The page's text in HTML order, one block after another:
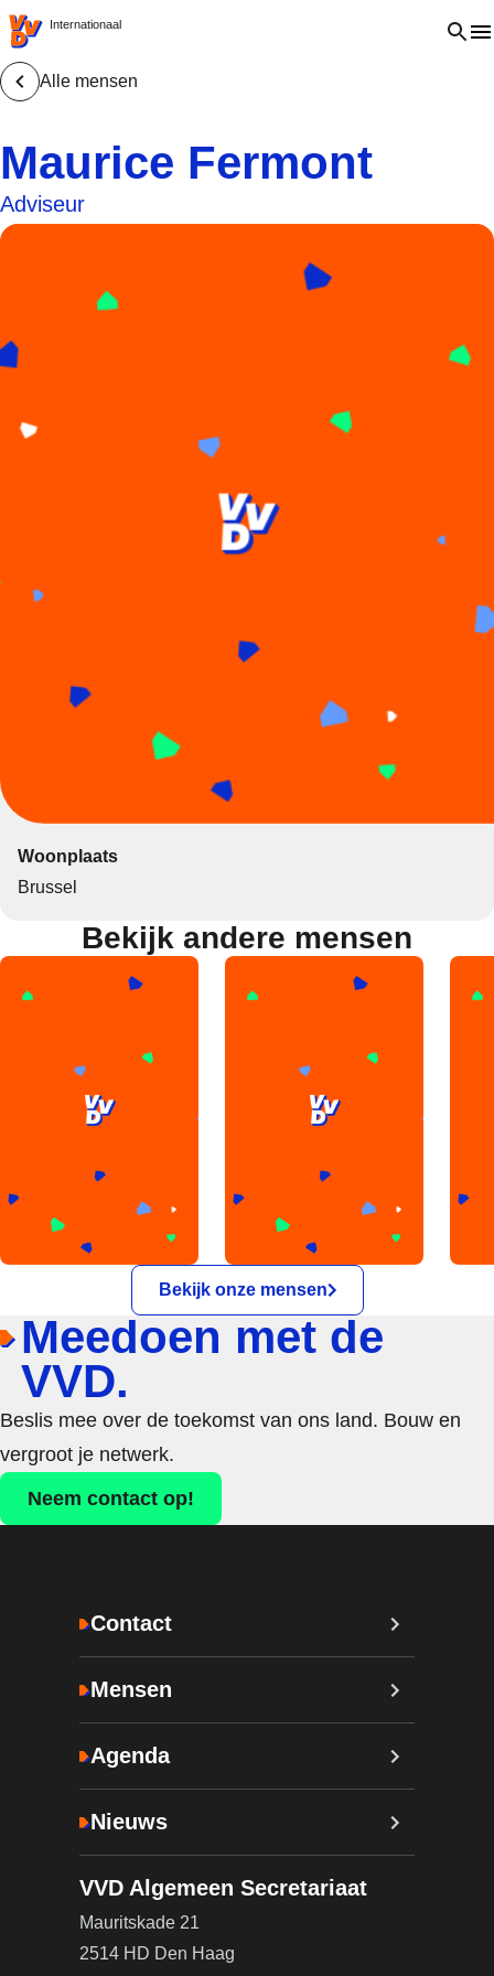
VVD.nl - Ga naar de homepage
Internationaal Open
Alle mensen
Maurice Fermont
Adviseur
Woonplaats
Brussel
Bekijk andere mensen
Bekijk onze mensen
Meedoen met de
VVD.
Beslis mee over de toekomst van ons land. Bouw en
vergroot je netwerk.
Neem contact op!
Contact
Mensen
Agenda
Nieuws
VVD Algemeen Secretariaat
Mauritskade 21
2514 HD Den Haag